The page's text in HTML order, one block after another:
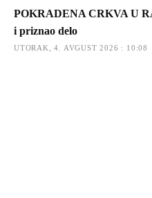
POKRADENA CRKVA U
i priznao delo
UTORAK, 4. AVGUST 2026 : 10:08